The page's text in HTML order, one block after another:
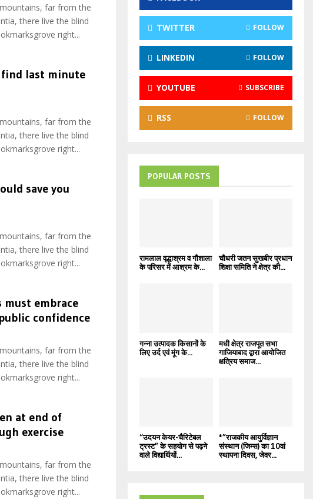
far from the
there live the blind
right...
last minute
far from the
there live the blind
right...
save you
far from the
there live the blind
right...
must embrace
confidence
far from the
there live the blind
right...
at end of
exercise
far from the
there live the blind
right...
:
C
H
TWITTER FOLLOW
LINKEDIN FOLLOW
YOUTUBE SUBSCRIBE
RSS FOLLOW
POPULAR POSTS
रामलाल वृद्धाश्रम व गौशाला
के परिसर में आश्रम के...
चौधरी जतन सुखबीर प्रधान
शिक्षा समिति ने क्षेत्र की...
गन्ना उत्पादक किसानों के
लिए उर्द एवं मूंग के...
मधी क्षेत्र राजपूत सभा
गाजियाबाद द्वारा आयोजित
क्षत्रिय समाज...
“उदयन केयर-चैरिटेबल
ट्रस्ट” के सहयोग से पढ़ने
वाले विद्यार्थियों...
*”राजकीय आयुर्विज्ञान
संस्थान (जिम्स) का 10वां
स्थापना दिवस, जेवर...